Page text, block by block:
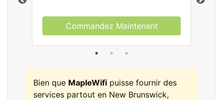
Commandez Maintenant
Bien que MapleWifi puisse fournir des
services partout en New Brunswick,